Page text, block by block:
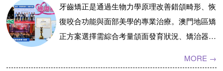
預約牙醫contact us
正收費約為 MOP
40,000-60,000，而隱
形牙箍（如 Invis...
牙齒矯正是通過生物力學原理改善錯頜畸形、恢
復咬合功能與面部美學的專業治療。澳門地區矯
正方案選擇需綜合考量頜面發育狀況、矯治器類
技術的臨牀特徵與費用區間，並提供...【詳情】
MORE →